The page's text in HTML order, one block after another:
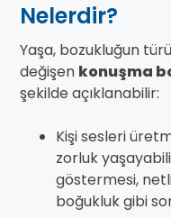
Nelerdir?
Yaşa, bozukluğun
değişen konuşma
şekilde açıklanabilir:
Kişi sesleri
zorluk
göstermesi,
boğukluk gibi